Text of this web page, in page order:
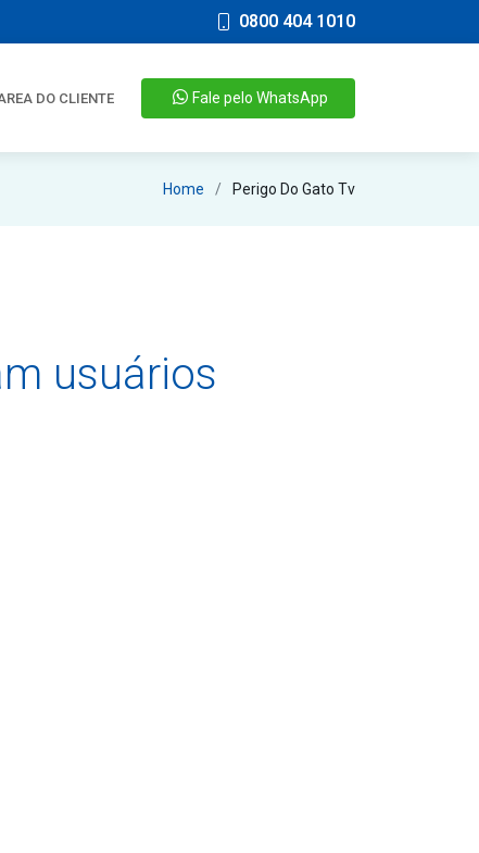
0800 404 1010
DO CLIENTE Fale pelo WhatsApp
Home Perigo Do Gato Tv
usuários